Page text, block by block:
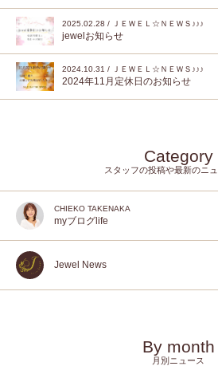
2025.02.28 / ＪＥＷＥＬ☆ＮＥＷＳ♪♪♪
jewelお知らせ
2024.10.31 / ＪＥＷＥＬ☆ＮＥＷＳ♪♪♪
2024年11月定休日のお知らせ
Category
スタッフの投稿や最新のニ
CHIEKO TAKENAKA
myブログlife
Jewel News
By month
月別ニュース